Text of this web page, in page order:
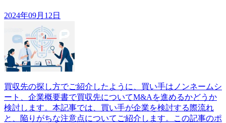
2024年09月12日
買収先の探し方でご紹介したように、買い手はノンネームシ
ート、企業概要書で買収先についてM&Aを進めるかどうか
検討します。本記事では、買い手が企業を検討する際流れ
と、陥りがちな注意点についてご紹介します。この記事のポ